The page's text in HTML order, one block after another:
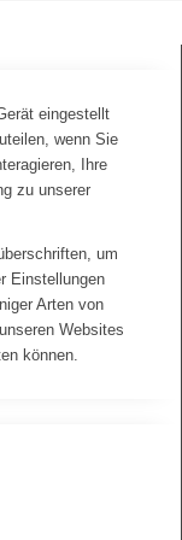
eingestellt
wenn Sie
Ihre
zu unserer
um
Einstellungen
Arten von
Websites
können.